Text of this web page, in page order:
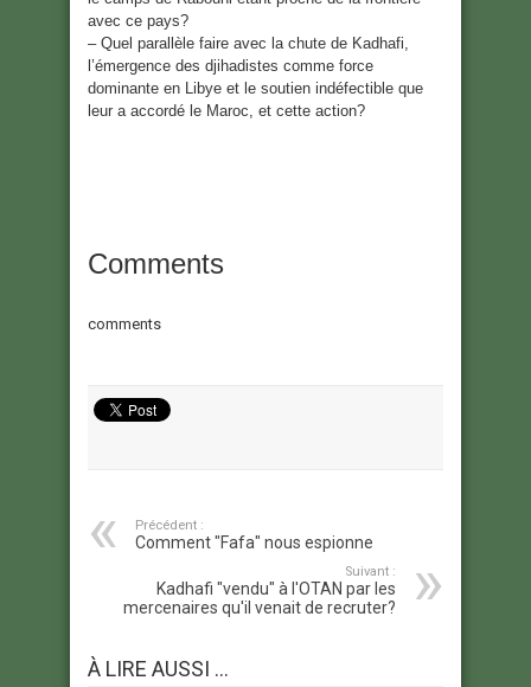
avec ce pays?
– Quel parallèle faire avec la chute de Kadhafi,
l’émergence des djihadistes comme force
dominante en Libye et le soutien indéfectible que
leur a accordé le Maroc, et cette action?
Comments
comments
Précédent :
Comment "Fafa" nous espionne
Suivant :
Kadhafi "vendu" à l'OTAN par les
mercenaires qu'il venait de recruter?
À LIRE AUSSI ...